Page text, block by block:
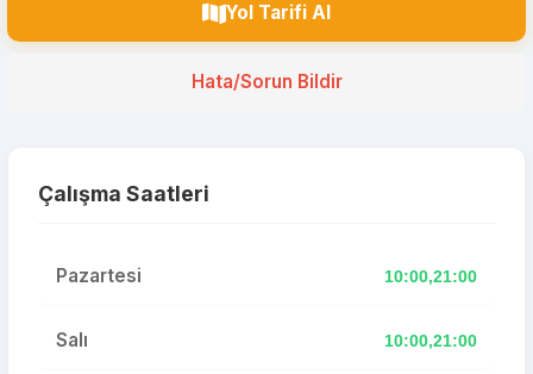
Yol Tarifi Al
Hata/Sorun Bildir
Çalışma Saatleri
Pazartesi 10:00,21:00
Salı 10:00,21:00